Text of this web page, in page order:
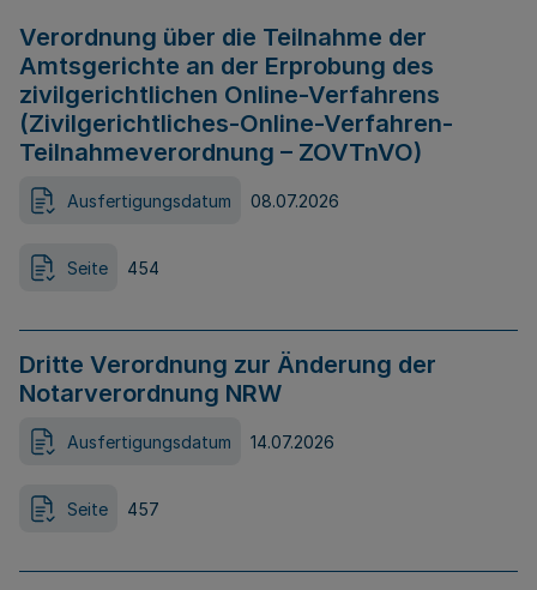
Verordnung über die Teilnahme der
Amtsgerichte an der Erprobung des
zivilgerichtlichen Online-Verfahrens
(Zivilgerichtliches-Online-Verfahren-
Teilnahmeverordnung – ZOVTnVO)
Ausfertigungsdatum 08.07.2026
Seite 454
Dritte Verordnung zur Änderung der
Notarverordnung NRW
Ausfertigungsdatum 14.07.2026
Seite 457